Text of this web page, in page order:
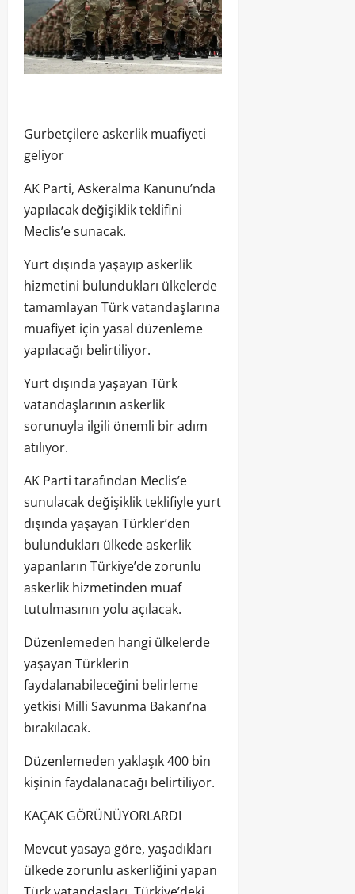
Gurbetçilere askerlik muafiyeti
geliyor
AK Parti, Askeralma Kanunu’nda
yapılacak değişiklik teklifini
Meclis’e sunacak.
Yurt dışında yaşayıp askerlik
hizmetini bulundukları ülkelerde
tamamlayan Türk vatandaşlarına
muafiyet için yasal düzenleme
yapılacağı belirtiliyor.
Yurt dışında yaşayan Türk
vatandaşlarının askerlik
sorunuyla ilgili önemli bir adım
atılıyor.
AK Parti tarafından Meclis’e
sunulacak değişiklik teklifiyle yurt
dışında yaşayan Türkler’den
bulundukları ülkede askerlik
yapanların Türkiye’de zorunlu
askerlik hizmetinden muaf
tutulmasının yolu açılacak.
Düzenlemeden hangi ülkelerde
yaşayan Türklerin
faydalanabileceğini belirleme
yetkisi Milli Savunma Bakanı’na
bırakılacak.
Düzenlemeden yaklaşık 400 bin
kişinin faydalanacağı belirtiliyor.
KAÇAK GÖRÜNÜYORLARDI
Mevcut yasaya göre, yaşadıkları
ülkede zorunlu askerliğini yapan